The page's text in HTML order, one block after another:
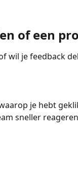
of een
wil je feedback
je hebt
sneller